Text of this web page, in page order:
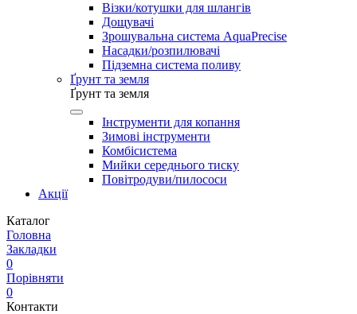
Візки/котушки для шлангів
Дощувачі
Зрошувальна система AquaPrecise
Насадки/розпилювачі
Підземна система поливу
Ґрунт та земля
Ґрунт та земля
Інструменти для копання
Зимові інструменти
Комбісистема
Мийки середнього тиску
Повітродуви/пилососи
Акції
Каталог
Головна
Закладки
0
Порівняти
0
Контакти